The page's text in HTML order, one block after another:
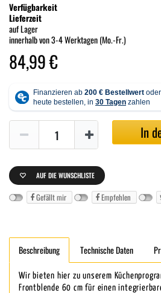
Verfügbarkeit
Lieferzeit
auf Lager
innerhalb von 3-4 Werktagen (Mo.-Fr.)
84,99 €
In
AUF DIE WUNSCHLISTE
Gefällt mir Empfehlen
Beschreibung Technische Daten
Wir bieten hier zu unserem
Frontblende 60 cm für einen